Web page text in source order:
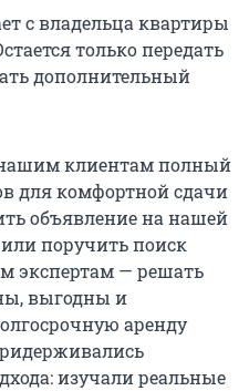
с владельца квартиры
только передать
дополнительный
клиентам полный
для комфортной сдачи
объявление на нашей
поручить поиск
экспертам — решать
выгодны и
аренду
изучали реальные